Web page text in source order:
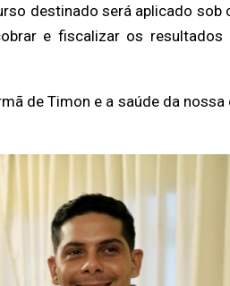
destinado será aplicado sob
e fiscalizar os resultados
de Timon e a saúde da nossa